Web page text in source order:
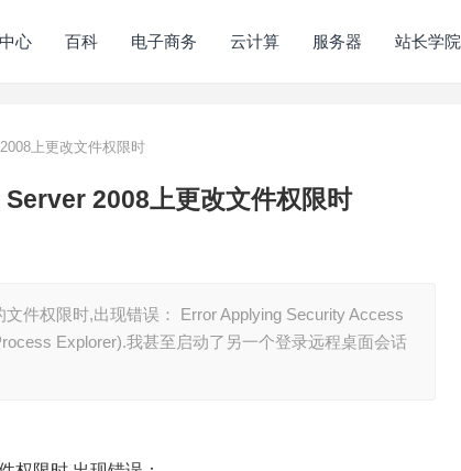
心 百科 电子商务 云计算 服务器 站长学院
上更改文件权限时
2008上更改文件权限时
件权限时,出现错误： Error Applying Security Access
Explorer).我甚至启动了另一个登录远程桌面会话